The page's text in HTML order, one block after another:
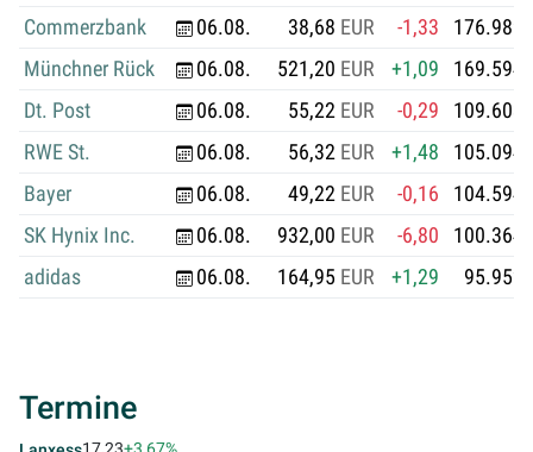
Commerzbank
06.08. 38,68 EUR -1,33
Münchner Rück
06.08. 521,20 EUR +1,09
Dt. Post
06.08. 55,22 EUR -0,29
RWE St.
06.08. 56,32 EUR +1,48
Bayer
06.08. 49,22 EUR -0,16
SK Hynix Inc.
06.08. 932,00 EUR -6,80
adidas
06.08. 164,95 EUR +1,29
Termine